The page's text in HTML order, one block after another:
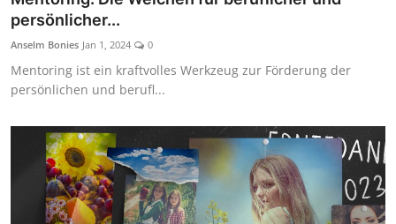
persönlicher...
Anselm Bonies Jan 1, 2024 0
Mentoring ist ein kraftvolles Werkzeug zur Förderung der
persönlichen und berufl...